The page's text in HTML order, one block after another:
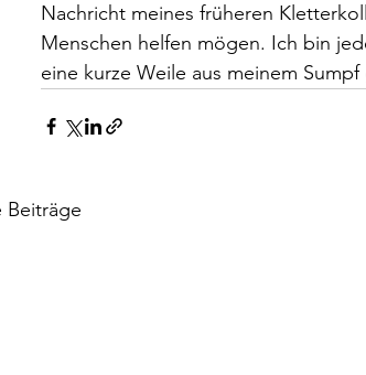
Nachricht meines früheren
Menschen helfen mögen. Ich bin
eine kurze Weile aus meinem
Beiträge